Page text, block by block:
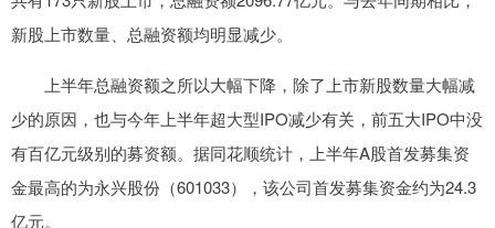
新股上市数量、总融资额均明显减少。
上半年总融资额之所以大幅下降，除了上市新股数量大幅减
少的原因，也与今年上半年超大型IPO减少有关，前五大IPO中没
有百亿元级别的募资额。据同花顺统计，上半年A股首发募集资
金最高的为永兴股份（601033），该公司首发募集资金约为24.3
亿元。